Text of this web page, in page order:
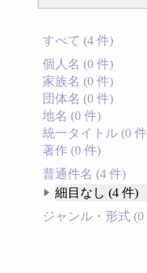
すべて (4 件)
個人名 (0 件)
家族名 (0 件)
団体名 (0 件)
地名 (0 件)
統一タイトル (0
著作 (0 件)
普通件名 (4 件)
細目なし (4 件)
ジャンル・形式 (0